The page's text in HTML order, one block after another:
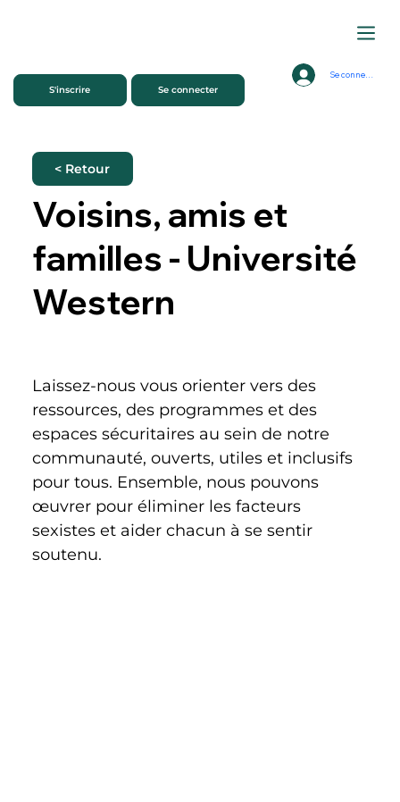
Se connecter
S'inscrire Se connecter
< Retour
Voisins, amis et
familles - Université
Western
Laissez-nous vous orienter vers des
ressources, des programmes et des
espaces sécuritaires au sein de notre
communauté, ouverts, utiles et inclusifs
pour tous. Ensemble, nous pouvons
œuvrer pour éliminer les facteurs
sexistes et aider chacun à se sentir
soutenu.